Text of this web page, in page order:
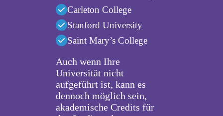
Carleton College
Stanford University
Saint Mary’s College
Auch wenn Ihre
Universität nicht
aufgeführt ist, kann es
dennoch möglich sein,
akademische Credits für